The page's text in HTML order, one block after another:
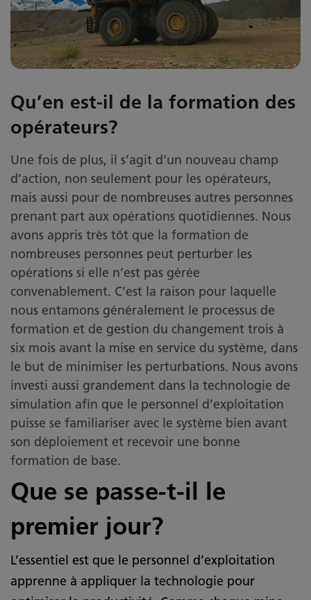
Qu’en est-il de la formation des
opérateurs?
Une fois de plus, il s’agit d’un nouveau champ
d’action, non seulement pour les opérateurs,
mais aussi pour de nombreuses autres personnes
prenant part aux opérations quotidiennes. Nous
avons appris très tôt que la formation de
nombreuses personnes peut perturber les
opérations si elle n’est pas gérée
convenablement. C’est la raison pour laquelle
nous entamons généralement le processus de
formation et de gestion du changement trois à
six mois avant la mise en service du système, dans
le but de minimiser les perturbations. Nous avons
investi aussi grandement dans la technologie de
simulation afin que le personnel d’exploitation
puisse se familiariser avec le système bien avant
son déploiement et recevoir une bonne
formation de base.
Que se passe-t-il le
premier jour?
L’essentiel est que le personnel d’exploitation
apprenne à appliquer la technologie pour